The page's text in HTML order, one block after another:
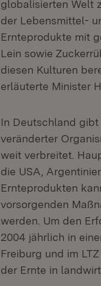
globalisierten Welt
der Lebensmittel-
Ernteprodukte mit
Lein sowie
diesen Kulturen
erläuterte Minister
In Deutschland
veränderter
weit verbreitet.
die USA,
Ernteprodukten
vorsorgenden
werden. Um den
2004 jährlich in
Freiburg und im
der Ernte in